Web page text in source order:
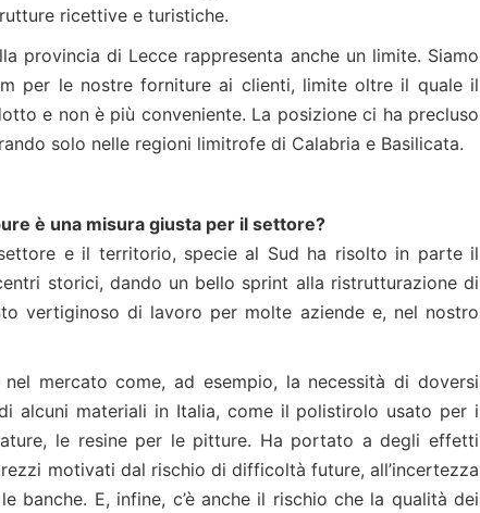
ricettive e turistiche.
provincia di Lecce rappresenta anche un limite. Siamo
per le nostre forniture ai clienti, limite oltre il quale il
e non è più conveniente. La posizione ci ha precluso
solo nelle regioni limitrofe di Calabria e Basilicata.
è una misura giusta per il settore?
e il territorio, specie al Sud ha risolto in parte il
storici, dando un bello sprint alla ristrutturazione di
vertiginoso di lavoro per molte aziende e, nel nostro
mercato come, ad esempio, la necessità di doversi
alcuni materiali in Italia, come il polistirolo usato per i
le resine per le pitture. Ha portato a degli effetti
motivati dal rischio di difficoltà future, all’incertezza
banche. E, infine, c’è anche il rischio che la qualità dei